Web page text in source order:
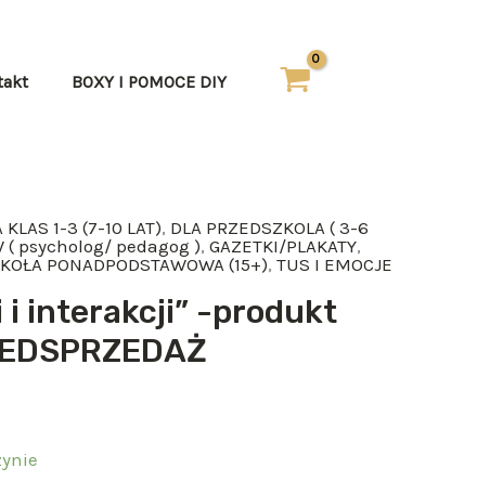
BOXY I POMOCE DIY
KLAS 1-3 (7-10 LAT), DLA PRZEDSZKOLA ( 3-6
( psycholog/ pedagog ), GAZETKI/PLAKATY,
PONADPODSTAWOWA (15+), TUS I EMOCJE
i interakcji” -produkt